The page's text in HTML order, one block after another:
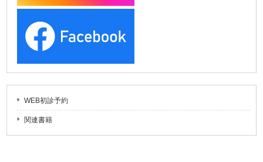
WEB初診予約
関連書籍